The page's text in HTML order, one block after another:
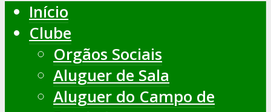
Início
Clube
Orgãos Sociais
Aluguer de Sala
Aluguer do Campo de